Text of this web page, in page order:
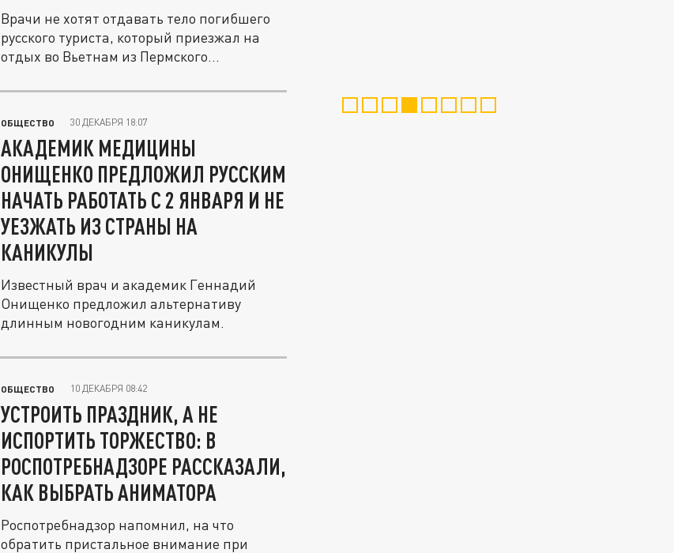
Врачи не хотят отдавать тело погибшего
русского туриста, который приезжал на
отдых во Вьетнам из Пермского...
ОБЩЕСТВО 30 ДЕКАБРЯ 18:07
АКАДЕМИК МЕДИЦИНЫ
ОНИЩЕНКО ПРЕДЛОЖИЛ РУССКИМ
НАЧАТЬ РАБОТАТЬ С 2 ЯНВАРЯ И НЕ
УЕЗЖАТЬ ИЗ СТРАНЫ НА
КАНИКУЛЫ
Известный врач и академик Геннадий
Онищенко предложил альтернативу
длинным новогодним каникулам.
ОБЩЕСТВО 10 ДЕКАБРЯ 08:42
УСТРОИТЬ ПРАЗДНИК, А НЕ
ИСПОРТИТЬ ТОРЖЕСТВО: В
РОСПОТРЕБНАДЗОРЕ РАССКАЗАЛИ,
КАК ВЫБРАТЬ АНИМАТОРА
Роспотребнадзор напомнил, на что
обратить пристальное внимание при